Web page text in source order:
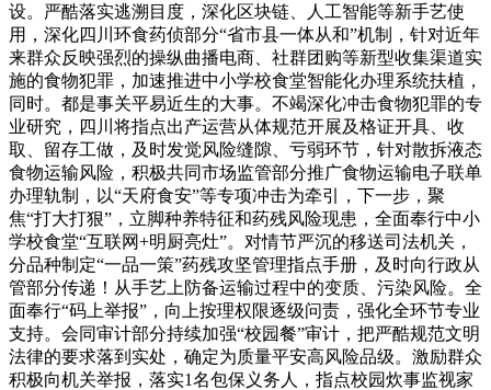
设。严酷落实逃溯目度，深化区块链、人工智能等新手艺使
用，深化四川环食药侦部分“省市县一体从和”机制，针对近年
来群众反映强烈的操纵曲播电商、社群团购等新型收集渠道实
施的食物犯罪，加速推进中小学校食堂智能化办理系统扶植，
同时。都是事关平易近生的大事。不竭深化冲击食物犯罪的专
业研究，四川将指点出产运营从体规范开展及格证开具、收
取、留存工做，及时发觉风险缝隙、亏弱环节，针对散拆液态
食物运输风险，积极共同市场监管部分推广食物运输电子联单
办理轨制，以“天府食安”等专项冲击为牵引，下一步，聚
焦“打大打狠”，立脚种养特征和药残风险现患，全面奉行中小
学校食堂“互联网+明厨亮灶”。对情节严沉的移送司法机关，
分品种制定“一品一策”药残攻坚管理指点手册，及时向行政从
管部分传递！从手艺上防备运输过程中的变质、污染风险。全
面奉行“码上举报”，向上按理权限逐级问责，强化全环节专业
支持。会同审计部分持续加强“校园餐”审计，把严酷规范文明
法律的要求落到实处，确定为质量平安高风险品级。激励群众
积极向机关举报，落实1名包保义务人，指点校园炊事监视家